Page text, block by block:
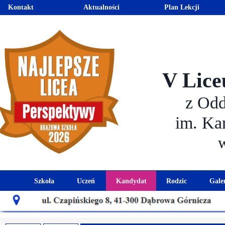
Rodzic
Harmonogram
Szkoła
Historia szkoły
Uczeń
Kalendarz roku szkolnego
Kandydat
Aktualności dla
V
z
im.
Plan Lekcji
Aktualności
Kontakt